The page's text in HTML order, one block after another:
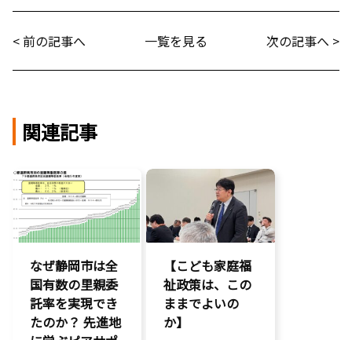
< 前の記事へ 一覧を見る 次の記事へ >
関連記事
なぜ静岡市は全
国有数の里親委
託率を実現でき
たのか？ 先進地
【こども家庭福
祉政策は、この
ままでよいの
か】